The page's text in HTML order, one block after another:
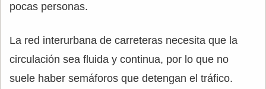
pocas personas.
La red interurbana de carreteras necesita que la
circulación sea fluida y continua, por lo que no
suele haber semáforos que detengan el tráfico.